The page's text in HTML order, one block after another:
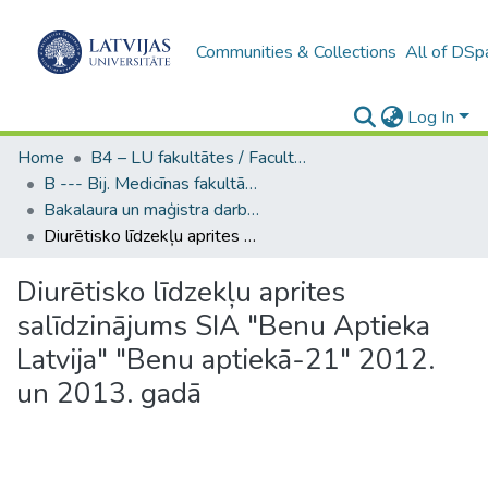
Communities & Collections All of
Log In
Home
B4 – LU fakultātes / Faculties of the UL
B --- Bij. Medicīnas fakultātes studentu noslēguma darbi / Faculty of Medicine - Graduate works
Bakalaura un maģistra darbi (MF) / Bachelor's and Master's theses
Diurētisko līdzekļu aprites salīdzinājums SIA "Benu Aptieka Latvija" "Benu aptiekā-21" 2012. un 2013. gadā
Diurētisko līdzekļu aprites
salīdzinājums SIA "Benu Aptieka
Latvija" "Benu aptiekā-21" 2012.
un 2013. gadā